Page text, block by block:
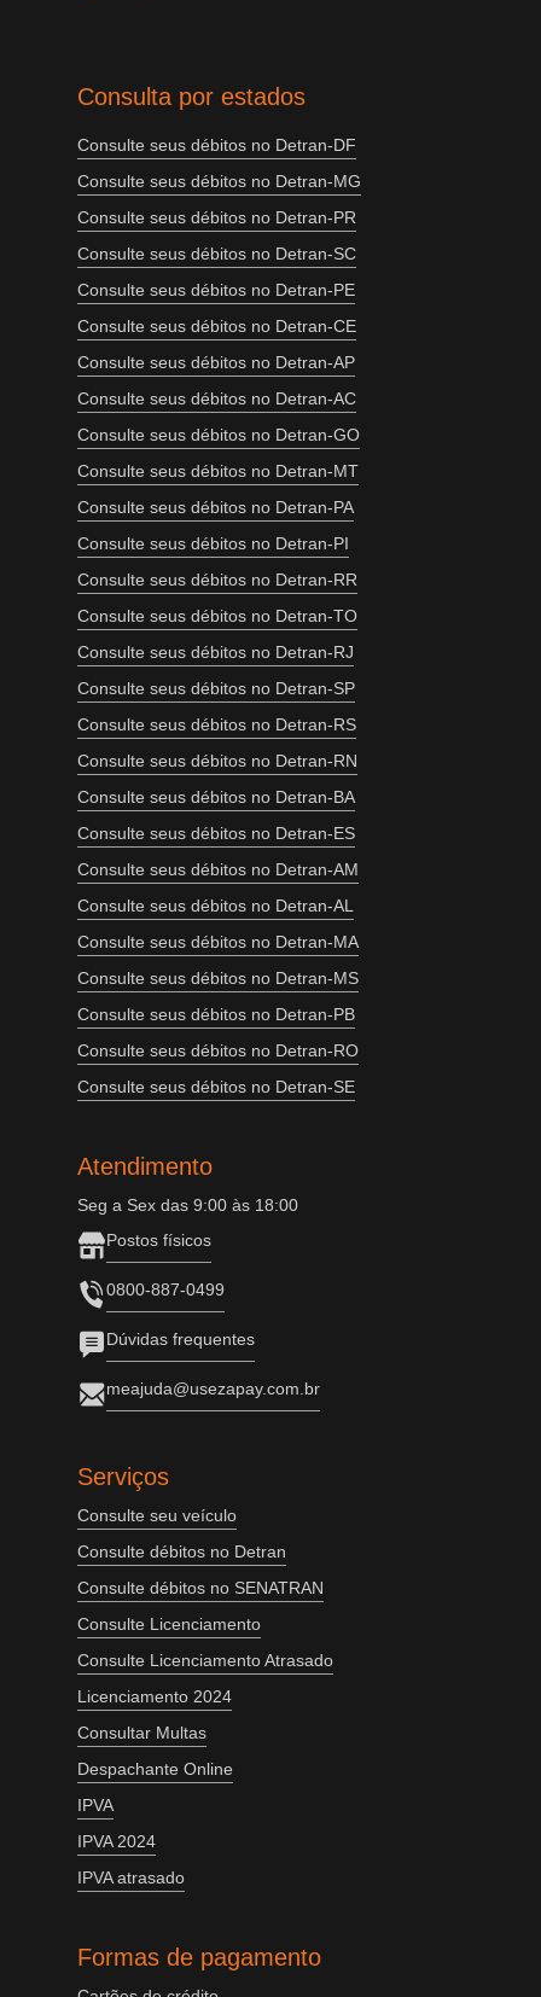
Consulta por estados
Consulte seus débitos no Detran-DF
Consulte seus débitos no Detran-MG
Consulte seus débitos no Detran-PR
Consulte seus débitos no Detran-SC
Consulte seus débitos no Detran-PE
Consulte seus débitos no Detran-CE
Consulte seus débitos no Detran-AP
Consulte seus débitos no Detran-AC
Consulte seus débitos no Detran-GO
Consulte seus débitos no Detran-MT
Consulte seus débitos no Detran-PA
Consulte seus débitos no Detran-PI
Consulte seus débitos no Detran-RR
Consulte seus débitos no Detran-TO
Consulte seus débitos no Detran-RJ
Consulte seus débitos no Detran-SP
Consulte seus débitos no Detran-RS
Consulte seus débitos no Detran-RN
Consulte seus débitos no Detran-BA
Consulte seus débitos no Detran-ES
Consulte seus débitos no Detran-AM
Consulte seus débitos no Detran-AL
Consulte seus débitos no Detran-MA
Consulte seus débitos no Detran-MS
Consulte seus débitos no Detran-PB
Consulte seus débitos no Detran-RO
Consulte seus débitos no Detran-SE
Atendimento
Seg a Sex das 9:00 às 18:00
Postos físicos
0800-887-0499
Dúvidas frequentes
meajuda@usezapay.com.br
Serviços
Consulte seu veículo
Consulte débitos no Detran
Consulte débitos no SENATRAN
Consulte Licenciamento
Consulte Licenciamento Atrasado
Licenciamento 2024
Consultar Multas
Despachante Online
IPVA
IPVA 2024
IPVA atrasado
Formas de pagamento